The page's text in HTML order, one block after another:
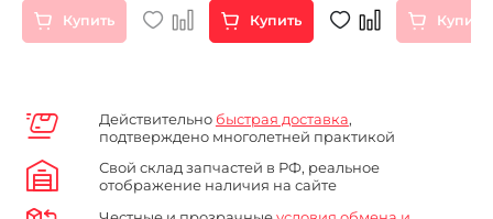
Купить Купить Купить
Действительно быстрая доставка,
подтверждено многолетней практикой
Свой склад запчастей в РФ, реальное
отображение наличия на сайте